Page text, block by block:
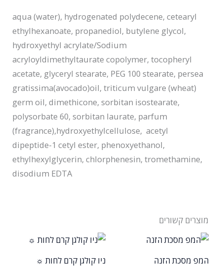
aqua (water), hydrogenated polydecene, cetearyl
ethylhexanoate, propanediol, butylene glycol,
hydroxyethyl acrylate/Sodium
acryloyldimethyltaurate copolymer, tocopheryl
acetate, glyceryl stearate, PEG 100 stearate, persea
gratissima(avocado)oil, triticum vulgare (wheat)
germ oil, dimethicone, sorbitan isostearate,
polysorbate 60, sorbitan laurate, parfum
(fragrance),hydroxyethylcellulose, acetyl
dipeptide-1 cetyl ester, phenoxyethanol,
ethylhexylglycerin, chlorphenesin, tromethamine,
disodium EDTA
מוצרים קשורים
המפ מסכת הזנה ניו קולגן קרם לחות ☼